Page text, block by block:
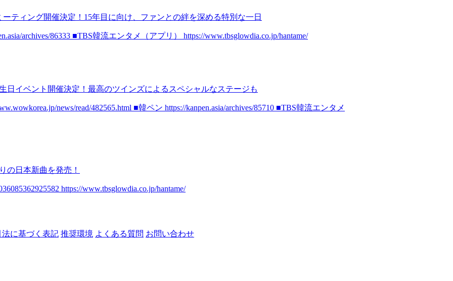
ティング開催決定！15年目に向け、ファンとの絆を深める特別な一日
archives/86333 ■TBS韓流エンタメ（アプリ） https://www.tbsglowdia.co.jp/hantame/
イベント開催決定！最高のツインズによるスペシャルなステージも
news/read/482565.html ■韓ペン https://kanpen.asia/archives/85710 ■TBS韓流エンタメ
の日本新曲を発売！
https://www.tbsglowdia.co.jp/hantame/
に基づく表記 推奨環境 よくある質問 お問い合わせ